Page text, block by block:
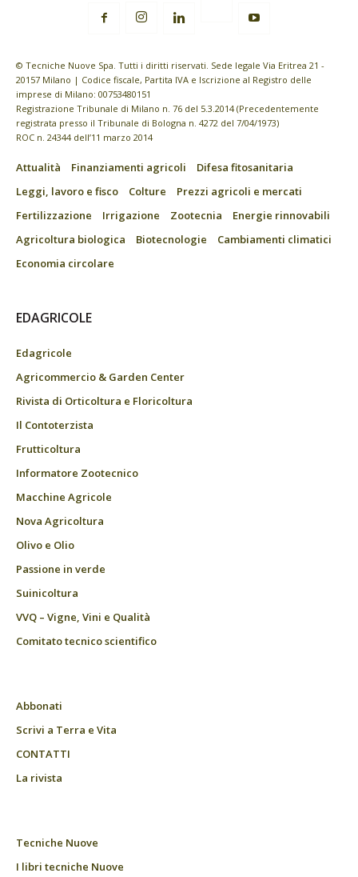
© Tecniche Nuove Spa. Tutti i diritti riservati. Sede legale Via Eritrea 21 -
20157 Milano | Codice fiscale, Partita IVA e Iscrizione al Registro delle
imprese di Milano: 00753480151
Registrazione Tribunale di Milano n. 76 del 5.3.2014 (Precedentemente
registrata presso il Tribunale di Bologna n. 4272 del 7/04/1973)
ROC n. 24344 dell’11 marzo 2014
Attualità Finanziamenti agricoli
Difesa fitosanitaria
Leggi, lavoro e fisco
Colture
Prezzi agricoli e mercati
Fertilizzazione
Irrigazione Zootecnia
Energie rinnovabili
Agricoltura biologica
Biotecnologie
Cambiamenti climatici
Economia circolare
EDAGRICOLE
Edagricole
Agricommercio & Garden Center
Rivista di Orticoltura e Floricoltura
Il Contoterzista
Frutticoltura
Informatore Zootecnico
Macchine Agricole
Nova Agricoltura
Olivo e Olio
Passione in verde
Suinicoltura
VVQ – Vigne, Vini e Qualità
Comitato tecnico scientifico
Abbonati
Scrivi a Terra e Vita
CONTATTI
La rivista
Tecniche Nuove
I libri tecniche Nuove